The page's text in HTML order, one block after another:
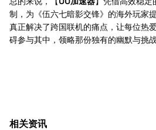
制，为《伍六七暗影交锋》的海外玩家
真正解决了跨国联机的痛点，让每位热
碍参与其中，领略那份独有的幽默与挑战
相关资讯